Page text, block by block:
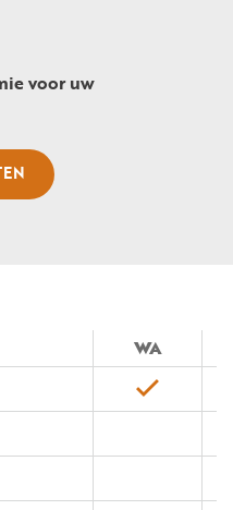
voor uw
WA